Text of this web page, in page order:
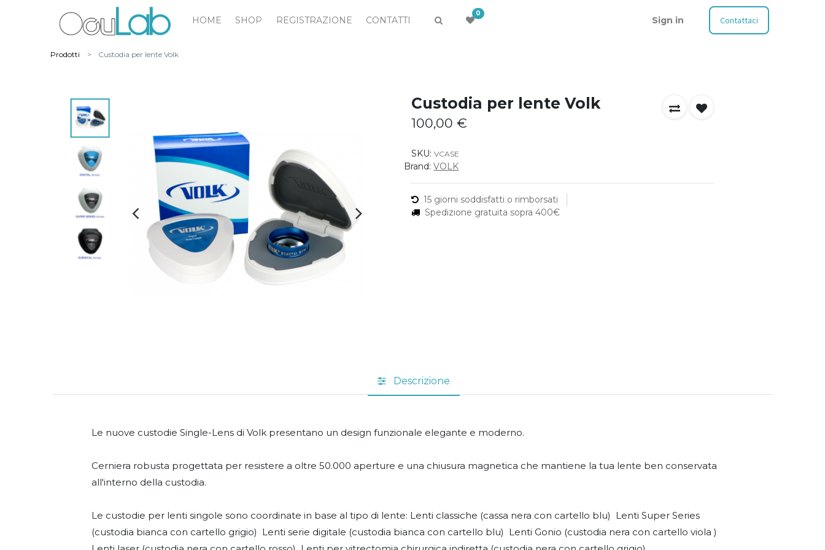
HOME SHOP REGISTRAZIONE CONTATTI
0
Sign in Contattaci
Prodotti Custodia per lente Volk
Custodia per lente Volk
100,00 €
SKU: VCASE
Brand: VOLK
15 giorni soddisfatti o rimborsati
Spedizione gratuita sopra 400€
Descrizione
Le nuove custodie Single-Lens di Volk presentano un design funzionale elegante e moderno.
Cerniera robusta progettata per resistere a oltre 50.000 aperture e una chiusura magnetica che mantiene la tua lente ben conservata
all'interno della custodia.
Le custodie per lenti singole sono coordinate in base al tipo di lente: Lenti classiche (cassa nera con cartello blu) Lenti Super Series
(custodia bianca con cartello grigio) Lenti serie digitale (custodia bianca con cartello blu) Lenti Gonio (custodia nera con cartello viola )